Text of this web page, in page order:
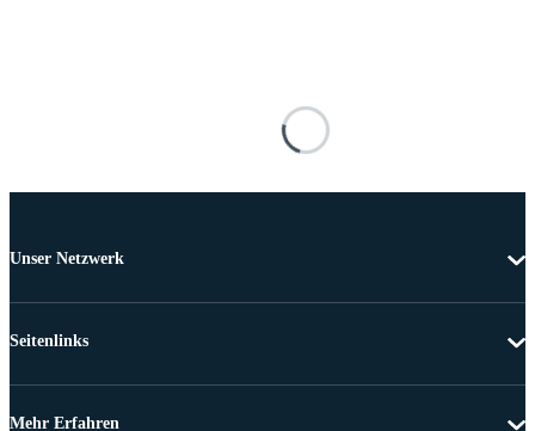
Unser Netzwerk
Seitenlinks
Mehr Erfahren